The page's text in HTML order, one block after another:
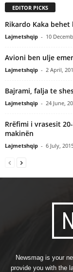
EDITOR PICKS
Rikardo Kaka
Lajmetshqip - 10
Avioni ben ulje
Lajmetshqip - 2 April,
Bajrami, falja te
Lajmetshqip - 24 June,
Rrëfimi i vrasesit
makinën
Lajmetshqip - 6 July,
Newsmag is your
provide you with the